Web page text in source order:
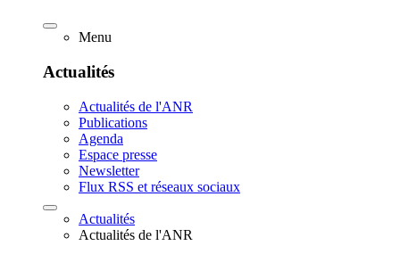
Menu
Actualités
Actualités de l'ANR
Publications
Agenda
Espace presse
Newsletter
Flux RSS et réseaux sociaux
Actualités
Actualités de l'ANR